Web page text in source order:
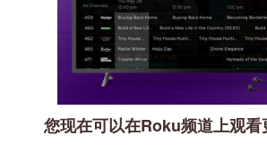
您现在可以在Roku频道上观看